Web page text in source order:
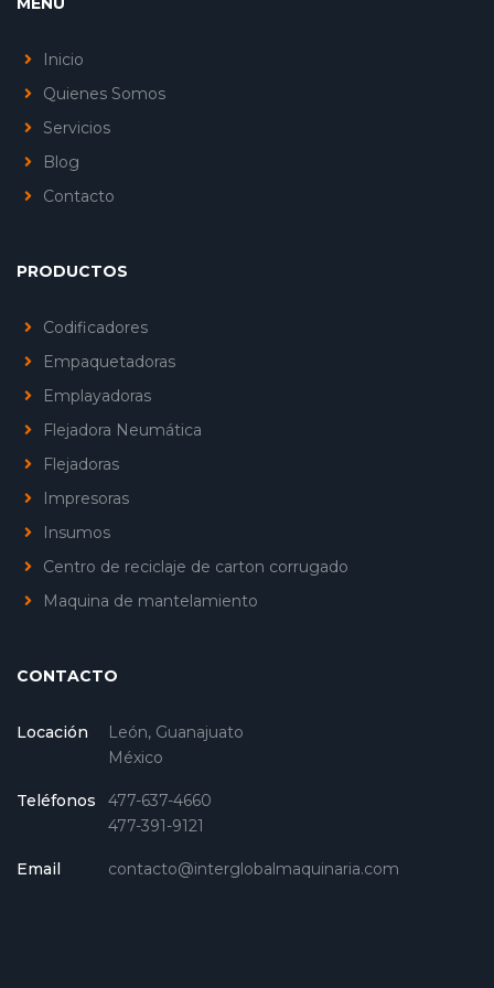
Inicio
Quienes Somos
Servicios
Blog
Contacto
PRODUCTOS
Codificadores
Empaquetadoras
Emplayadoras
Flejadora Neumática
Flejadoras
Impresoras
Insumos
Centro de reciclaje de carton corrugado
Maquina de mantelamiento
CONTACTO
Locación
León, Guanajuato
México
Teléfonos
477-637-4660
477-391-9121
Email contacto@interglobalmaquinaria.com